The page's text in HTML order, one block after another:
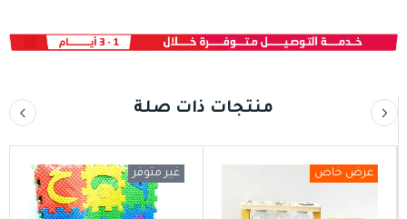
منتجات ذات صلة
عرض خاص غير متوفر